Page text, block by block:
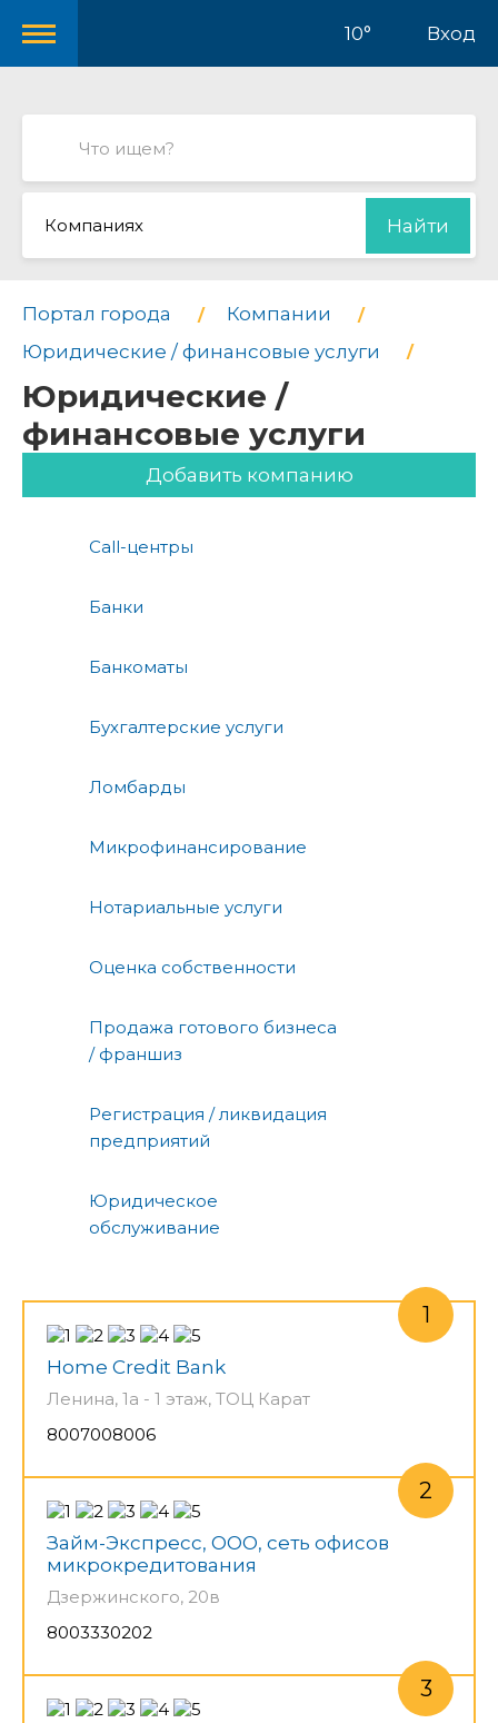
10° Вход
Компаниях Найти
Портал города
Компании
Юридические / финансовые услуги
Юридические /
финансовые услуги
Добавить компанию
Call-центры
Банки
Банкоматы
Бухгалтерские услуги
Ломбарды
Микрофинансирование
Нотариальные услуги
Оценка собственности
Продажа готового бизнеса
/ франшиз
Регистрация / ликвидация
предприятий
Юридическое
обслуживание
Home Credit Bank
Ленина, 1а - 1 этаж, ТОЦ Карат
8007008006
Займ-Экспресс, ООО, сеть офисов
микрокредитования
Дзержинского, 20в
8003330202